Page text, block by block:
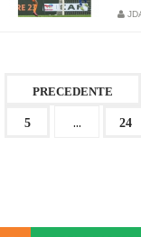
PRECEDENTE
5 ... 24